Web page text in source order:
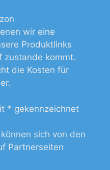
wir eine
Produktlinks
zustande kommt.
die Kosten für
* gekennzeichnet
sich von den
Partnerseiten